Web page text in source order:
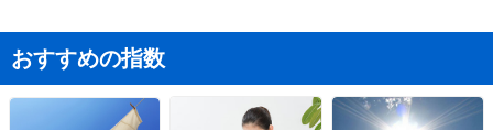
おすすめの指数